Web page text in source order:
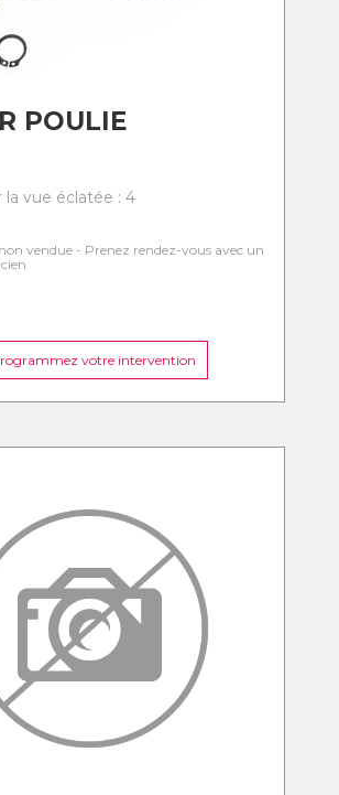
POULIE
la vue éclatée : 4
vendue - Prenez rendez-vous avec un
votre intervention